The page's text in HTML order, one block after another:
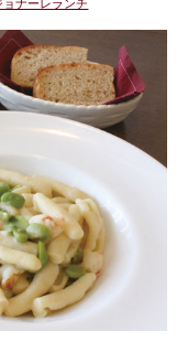
ョナーレランチ